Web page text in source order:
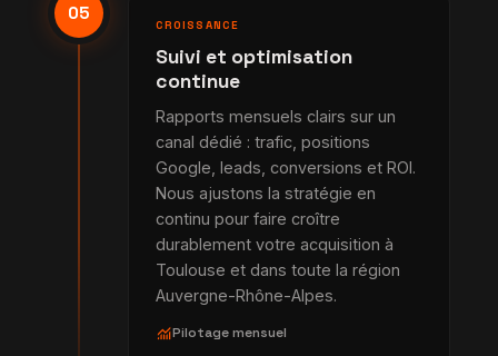
05
CROISSANCE
Suivi et optimisation
continue
Rapports mensuels clairs sur un
canal dédié : trafic, positions
Google, leads, conversions et ROI.
Nous ajustons la stratégie en
continu pour faire croître
durablement votre acquisition à
Toulouse et dans toute la région
Auvergne-Rhône-Alpes.
monitoringPilotage mensuel